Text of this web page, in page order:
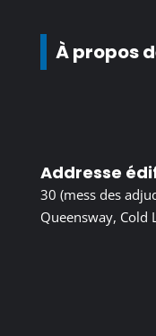
À propos
Addresse
30 (mess des
Queensway, Cold